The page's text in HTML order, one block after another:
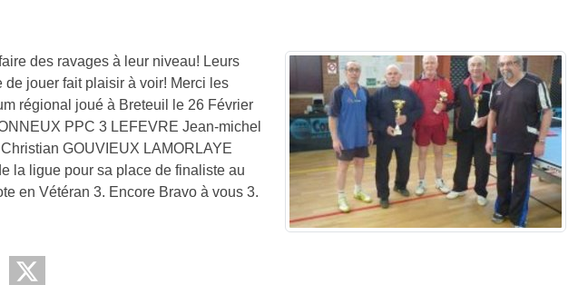
des ravages à leur niveau! Leurs
jouer fait plaisir à voir! Merci les
régional joué à Breteuil le 26 Février
PPC 3 LEFEVRE Jean-michel
GOUVIEUX LAMORLAYE
la ligue pour sa place de finaliste au
en Vétéran 3. Encore Bravo à vous 3.